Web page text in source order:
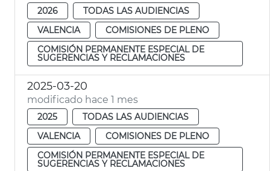
2026
TODAS LAS AUDIENCIAS
VALENCIA
COMISIONES DE PLENO
COMISIÓN PERMANENTE ESPECIAL DE
SUGERENCIAS Y RECLAMACIONES
2025-03-20
modificado hace 1 mes
2025
TODAS LAS AUDIENCIAS
VALENCIA
COMISIONES DE PLENO
COMISIÓN PERMANENTE ESPECIAL DE
SUGERENCIAS Y RECLAMACIONES